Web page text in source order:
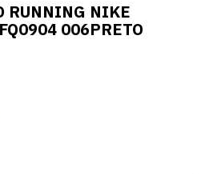
RUNNING NIKE
006PRETO